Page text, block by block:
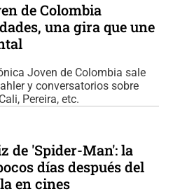
de Colombia
una gira que une
Joven de Colombia sale
y conversatorios sobre
Pereira, etc.
de 'Spider-Man': la
días después del
en cines